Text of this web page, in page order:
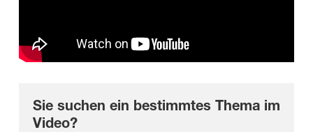
Sie suchen ein bestimmtes Thema im
Video?